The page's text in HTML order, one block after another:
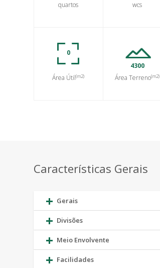
quartos wcs
0
Área Útil(m2)
4300
Área Terreno(m2)
Características Gerais
Gerais
Divisões
Meio Envolvente
Facilidades